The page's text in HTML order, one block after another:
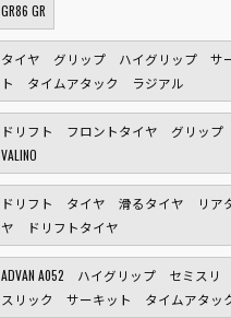
GR86 GR
タイヤ グリップ ハイグリップ サ
ト タイムアタック ラジアル
ドリフト フロントタイヤ グリッ
VALINO
ドリフト タイヤ 滑るタイヤ リア
ヤ ドリフトタイヤ
ADVAN A052 ハイグリップ セミスリ
スリック サーキット タイムアタッ